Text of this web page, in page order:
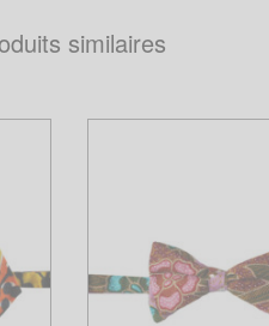
similaires